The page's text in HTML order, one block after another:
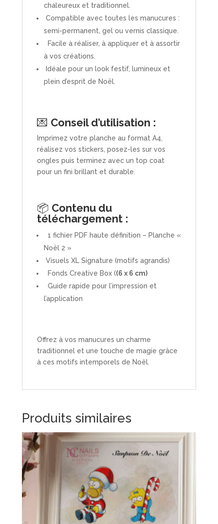
chaleureux et traditionnel.
Compatible avec toutes les manucures :
semi-permanent, gel ou vernis classique.
Facile à réaliser, à appliquer et à assortir
à vos créations.
Idéale pour un look festif, lumineux et
plein d’esprit de Noël.
💌 Conseil d’utilisation :
Imprimez votre planche au format A4,
réalisez vos stickers, posez-les sur vos
ongles puis terminez avec un top coat
pour un fini brillant et durable.
📦 Contenu du
téléchargement :
1 fichier PDF haute définition – Planche «
Noël 2 »
Visuels XL Signature (motifs agrandis)
Fonds Creative Box ((6 x 6 cm)
Guide rapide pour l’impression et
l’application
Offrez à vos manucures un charme
traditionnel et une touche de magie grâce
à ces motifs intemporels de Noël.
Produits similaires